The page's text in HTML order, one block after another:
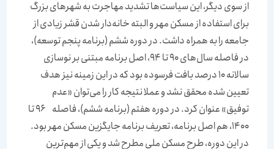
از سوی دیگر، این سیاست‌‌‌ها تشدید مهاجرت به شهرهای بزرگ
برای استفاده از مسکن مهر و البته خانه‌‌‌دار شدن قشر زیادی از
جامعه را به همراه داشت. در دوره ششم (برنامه پنجم توسعه)،
در فاصله سال‌‌‌های 90 تا 94، اصل برنامه مبتنی بر نوسازی
سالانه 10 درصد بافت فرسوده بود که در این زمینه نیز هدف
تعیین شده محقق نشد و عملا نتیجه کار را می‌‌‌توان «عدم
توفیق» عنوان کرد. در دوره هفتم (برنامه ششم)، فاصله 96 تا
1400، هم اصل برنامه، تعریف برنامه جایگزین مسکن مهر بود.
در این دوره، طرح مسکن ملی مطرح شد و یکی از مهم‌ترین